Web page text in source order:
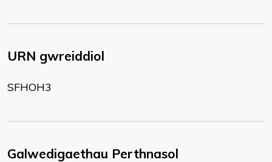
URN gwreiddiol
SFHOH3
Galwedigaethau Perthnasol